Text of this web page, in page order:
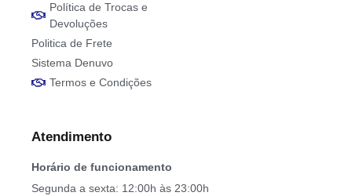
Política de Trocas e
Devoluções
Politica de Frete
Sistema Denuvo
Termos e Condições
Atendimento
Horário de funcionamento
Segunda a sexta: 12:00h às 23:00h